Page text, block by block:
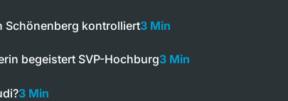
Schönenberg kontrolliert3 Min
begeistert SVP-Hochburg3 Min
3 Min